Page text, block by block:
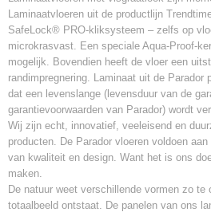
Geschikt
Waterbestendig
Ja
Warmtedoorlaatweerstand
0,048 m²*K/W
Laminaatvloeren uit de productlijn
SafeLock® PRO-kliksysteem – zelfs op
microkrasvast. Een speciale Aqua-Proof-
mogelijk. Bovendien heeft de vloer een
randimpregnering. Laminaat uit de
dat een levenslange (levensduur van de
garantievoorwaarden van Parador) wordt
Wij zijn echt, innovatief, veeleisend en
producten. De Parador vloeren voldoen
van kwaliteit en design. Want het is ons
maken.
De natuur weet verschillende vormen zo
totaalbeeld ontstaat. De panelen van ons